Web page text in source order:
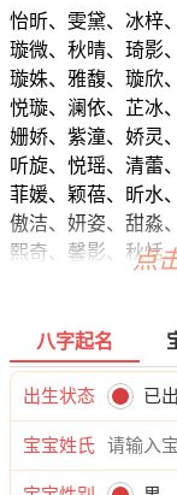
怡昕、雯黛、冰梓
璇微、秋晴、琦影
璇姝、雅馥、璇欣
悦璇、澜依、芷冰
姗娇、紫潼、娇灵
听旋、悦瑶、清蕾
菲媛、颖蓓、昕水
傲洁、妍姿、甜淼
熙奇、馨影、秋恬
音昕、影萱、儿自
自梓、影倩、华可
靖静、盼恩、蓉嫣
姿依、莉蓓、朵影
婉恬、萌艺、欣静
采碧、昕玥、婉水
点
八字起名
出生状态 已
宝宝姓氏